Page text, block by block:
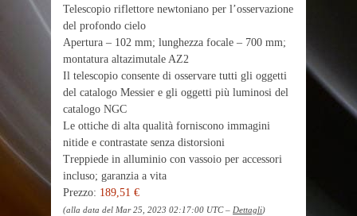
Telescopio riflettore newtoniano per l’osservazione
del profondo cielo
Apertura – 102 mm; lunghezza focale – 700 mm;
montatura altazimutale AZ2
Il telescopio consente di osservare tutti gli oggetti
del catalogo Messier e gli oggetti più luminosi del
catalogo NGC
Le ottiche di alta qualità forniscono immagini
nitide e contrastate senza distorsioni
Treppiede in alluminio con vassoio per accessori
incluso; garanzia a vita
Prezzo: 189,51 €
(alla data del Mar 25, 2023 02:17:00 UTC – Dettagli)